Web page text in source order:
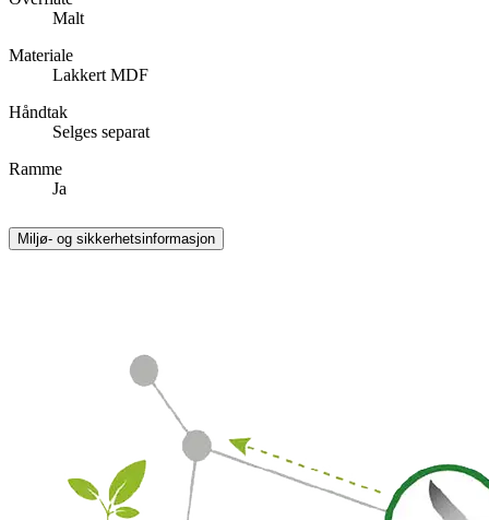
Malt
Materiale
Lakkert MDF
Håndtak
Selges separat
Ramme
Ja
Miljø- og sikkerhetsinformasjon